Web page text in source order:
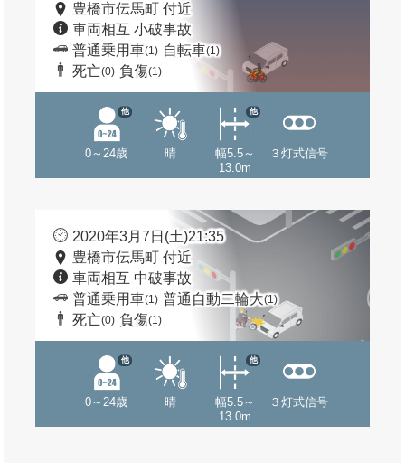
豊橋市伝馬町 付近
車両相互 小破事故
普通乗用車(1) 自転車(1)
死亡(0) 負傷(1)
0～24歳
他
晴
幅5.5～
13.0m
他
３灯式信号
2020年3月7日(土)21:35
豊橋市伝馬町 付近
車両相互 中破事故
普通乗用車(1) 普通自動二輪大(1)
死亡(0) 負傷(1)
0～24歳
他
晴
幅5.5～
13.0m
他
３灯式信号